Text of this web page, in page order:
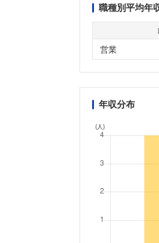
職種別平均年
営業
年収分布
(人)